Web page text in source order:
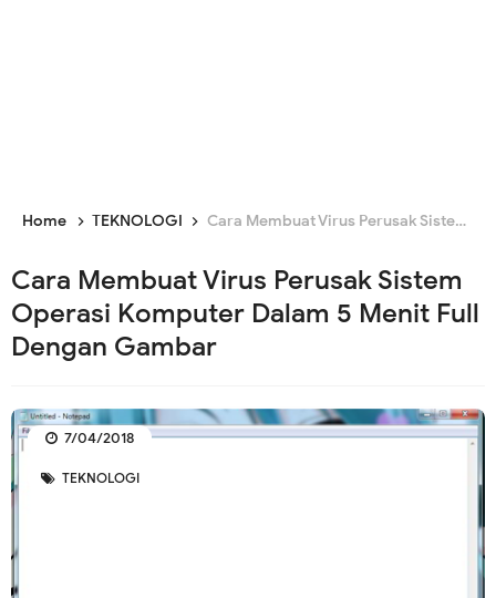
Home TEKNOLOGI Cara Membuat Virus Perusak Sistem Operasi Komputer Dalam 5 Menit Full Dengan Gambar
Cara Membuat Virus Perusak Sistem
Operasi Komputer Dalam 5 Menit Full
Dengan Gambar
TEKNOLOGI
7/04/2018